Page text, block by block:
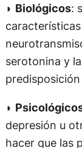
◗ Biológicos:
serotonina y
◗
depresión u
hacer que las